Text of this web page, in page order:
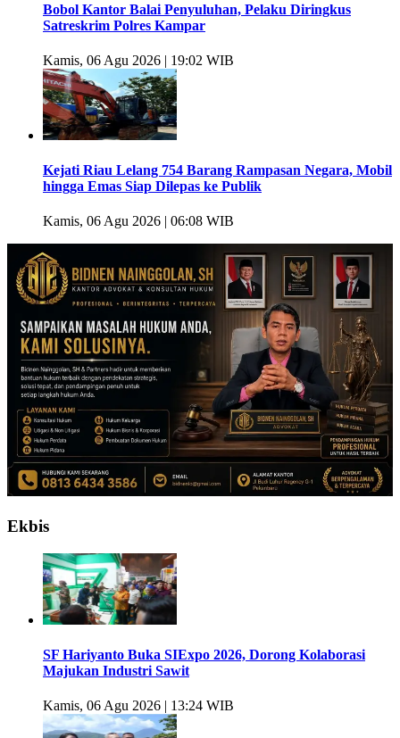
Bobol Kantor Balai Penyuluhan, Pelaku Diringkus
Satreskrim Polres Kampar
Kamis, 06 Agu 2026 | 19:02 WIB
Kejati Riau Lelang 754 Barang Rampasan Negara, Mobil
hingga Emas Siap Dilepas ke Publik
Kamis, 06 Agu 2026 | 06:08 WIB
Ekbis
SF Hariyanto Buka SIExpo 2026, Dorong Kolaborasi
Majukan Industri Sawit
Kamis, 06 Agu 2026 | 13:24 WIB